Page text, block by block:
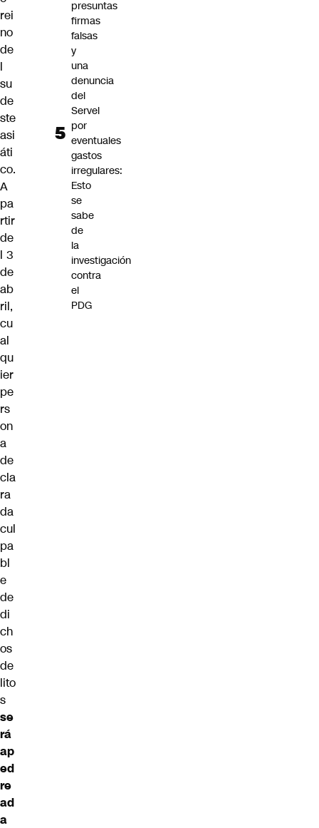
rei
no
de
l
su
de
ste
asi
áti
co.
A
pa
rtir
de
l 3
de
ab
ril,
cu
al
qu
ier
pe
rs
on
a
de
cla
ra
da
cul
pa
bl
e
de
di
ch
os
de
lito
s
se
rá
ap
ed
re
ad
a
presuntas
firmas
falsas
y
una
denuncia
del
Servel
por
eventuales
gastos
irregulares:
Esto
se
sabe
de
la
investigación
contra
el
PDG